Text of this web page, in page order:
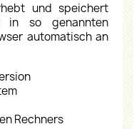
und speichert
in so genannten
automatisch an
Rechners